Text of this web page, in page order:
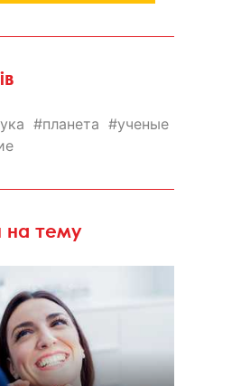
планета
ученые
на тему